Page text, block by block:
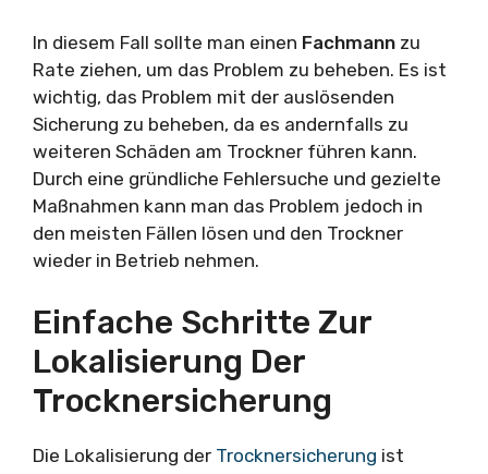
In diesem Fall sollte man einen Fachmann zu
Rate ziehen, um das Problem zu beheben. Es ist
wichtig, das Problem mit der auslösenden
Sicherung zu beheben, da es andernfalls zu
weiteren Schäden am Trockner führen kann.
Durch eine gründliche Fehlersuche und gezielte
Maßnahmen kann man das Problem jedoch in
den meisten Fällen lösen und den Trockner
wieder in Betrieb nehmen.
Einfache Schritte Zur
Lokalisierung Der
Trocknersicherung
Die Lokalisierung der Trocknersicherung ist